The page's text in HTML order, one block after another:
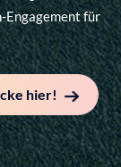
Engagement für
hier!